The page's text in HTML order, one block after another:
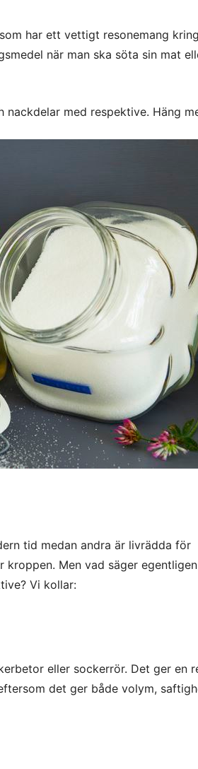
har ett vettigt resonemang
när man ska söta sin mat
med respektive. Häng
tid medan andra är livrädda för
Men vad säger egentligen
Vi kollar:
eller sockerrör. Det ger en
det ger både volym,